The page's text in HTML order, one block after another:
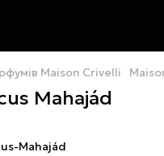
Maison Crivelli
Mahajád
Mahajád